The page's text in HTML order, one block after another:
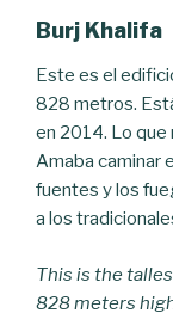
Burj Khalifa
Este es el
828 metros.
en 2014. Lo que
Amaba caminar
fuentes y los
a los
This is the
828 meters